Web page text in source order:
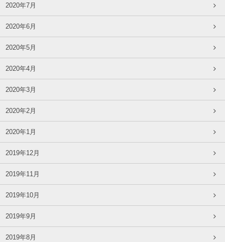
2020年7月
2020年6月
2020年5月
2020年4月
2020年3月
2020年2月
2020年1月
2019年12月
2019年11月
2019年10月
2019年9月
2019年8月